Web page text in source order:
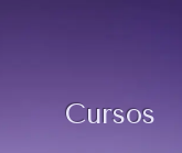
Cursos